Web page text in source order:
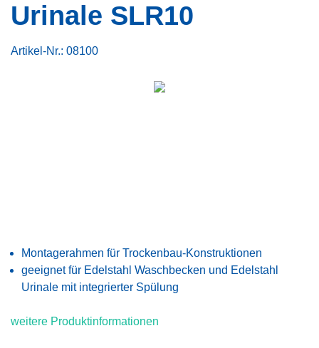
Urinale SLR10
Artikel-Nr.: 08100
Montagerahmen für Trockenbau-Konstruktionen
geeignet für Edelstahl Waschbecken und Edelstahl
Urinale mit integrierter Spülung
weitere Produktinformationen